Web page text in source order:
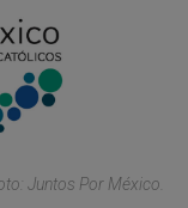
Juntos Por México.